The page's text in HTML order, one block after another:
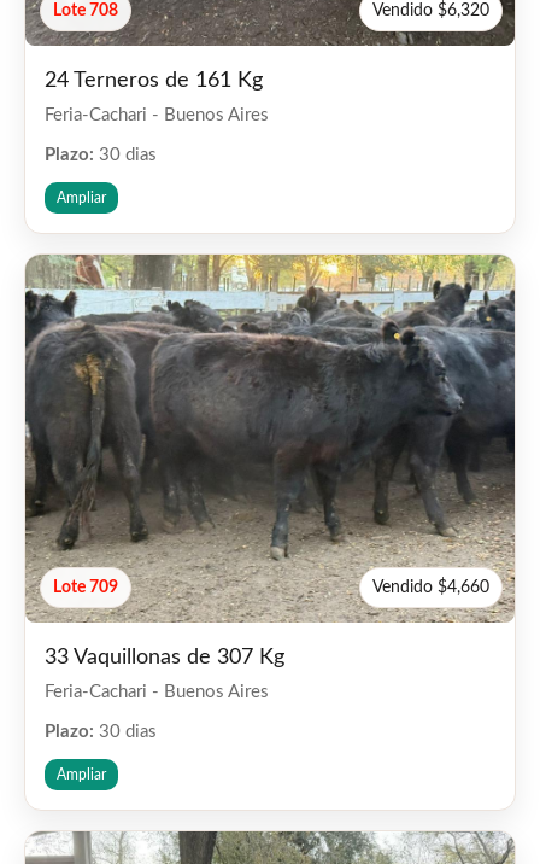
Lote 708 Vendido $6,320
24 Terneros de 161 Kg
Feria-Cachari - Buenos Aires
Plazo: 30 dias
Ampliar
Lote 709 Vendido $4,660
33 Vaquillonas de 307 Kg
Feria-Cachari - Buenos Aires
Plazo: 30 dias
Ampliar